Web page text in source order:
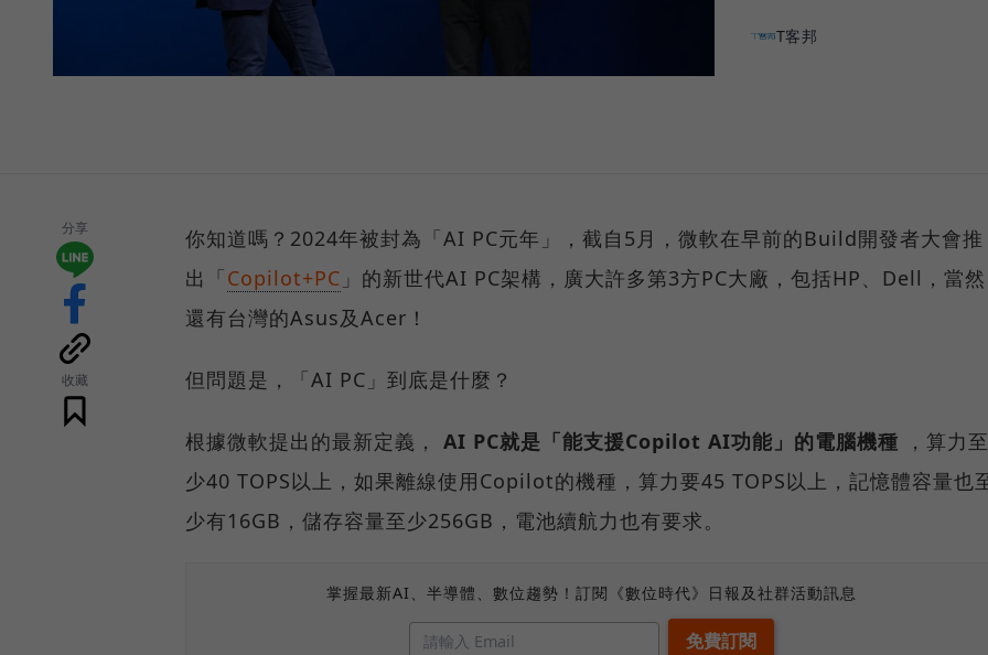
T客邦
分享
收藏
你知道嗎？2024年被封為「AI PC元年」，截自5月，微軟在早前的Build開發者大會推
出「Copilot+PC 」的新世代AI PC架構，廣大許多第3方PC大廠，包括HP、Dell，當然
還有台灣的Asus及Acer！
但問題是，「AI PC」到底是什麼？
根據微軟提出的最新定義， AI PC就是「能支援Copilot AI功能」的電腦機種 ，算力至
少40 TOPS以上，如果離線使用Copilot的機種，算力要45 TOPS以上，記憶體容量也
少有16GB，儲存容量至少256GB，電池續航力也有要求。
掌握最新AI、半導體、數位趨勢！訂閱《數位時代》日報及社群活動訊息